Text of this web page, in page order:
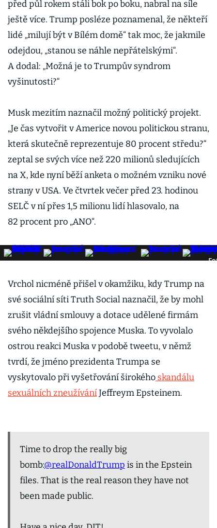
před půl rokem stáli bok po boku, nabral na síle
ještě více. Trump posléze poznamenal, že někteří
lidé „milují být v Bílém domě“ tak moc, že jakmile
odejdou, „stanou se náhle nepřátelskými“.
A dodal: „Možná je to Trumpův syndrom
vyšinutosti?“
Musk mezitím naznačil možný politický projekt.
„Je čas vytvořit v Americe novou politickou stranu,
která skutečně reprezentuje 80 procent středu?“
zeptal se svých více než 220 milionů sledujících
na X, kde nyní běží anketa o možném vzniku nové
strany v USA. Ve čtvrtek večer před 23. hodinou
SELČ v ní přes 1,5 milionu lidí hlasovalo, na
82 procent pro „ANO“.
Vrchol nicméně přišel v okamžiku, kdy Trump na
své sociální síti Truth Social naznačil, že by mohl
zrušit vládní smlouvy a dotace udělené firmám
svého někdejšího spojence Muska. To vyvolalo
ostrou reakci Muska v podobě tweetu, v němž
tvrdí, že jméno prezidenta Trumpa se
vyskytovalo při vyšetřování širokého skandálu
sexuálních zneužíváníJeffreym Epsteinem.
Time to drop the really big
bomb:@realDonaldTrump is in the Epstein
files. That is the real reason they have not
been made public.